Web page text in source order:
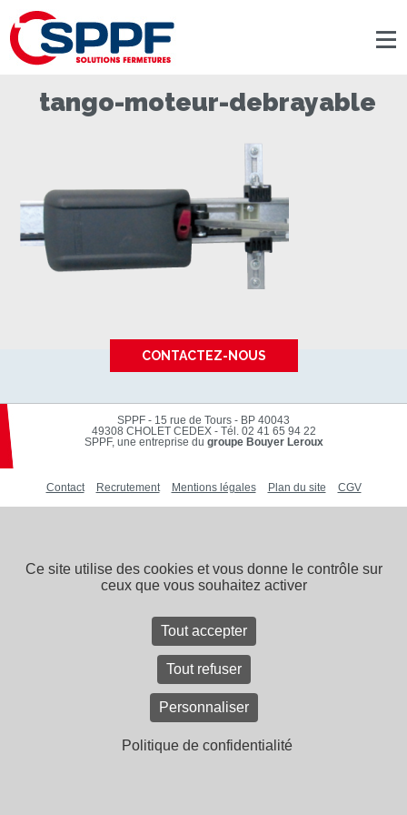
tango-moteur-debrayable
CONTACTEZ-NOUS
SPPF - 15 rue de Tours - BP 40043
49308 CHOLET CEDEX -Tél. 02 41 65 94 22
SPPF, une entreprise du groupe Bouyer Leroux
Contact Recrutement Mentions légales Plan du site CGV
Ce site utilise des cookies et vous donne le contrôle sur
ceux que vous souhaitez activer
Tout accepter
Tout refuser
Personnaliser
Politique de confidentialité